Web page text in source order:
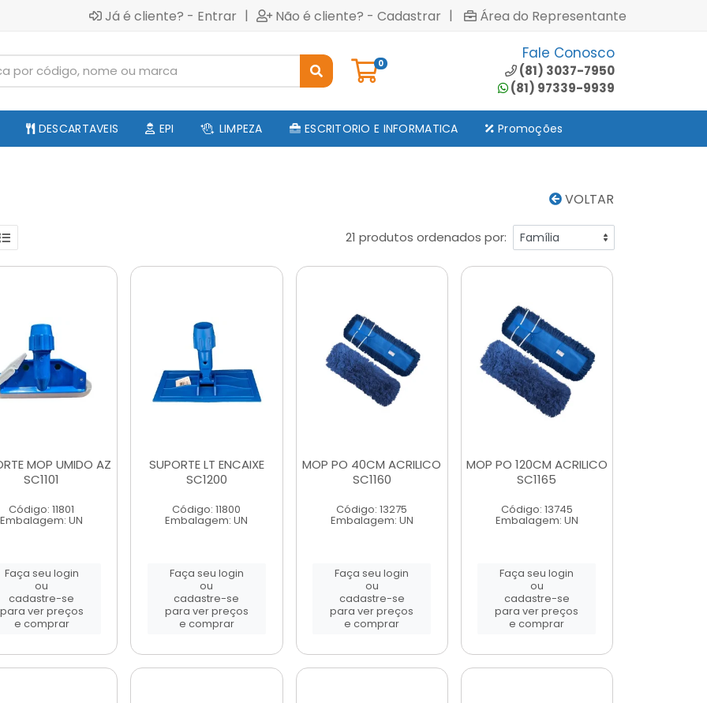
Já é cliente? - Entrar | Não é cliente? - Cadastrar | Área do Representante
0
Fale Conosco
(81) 3037-7950
(81) 97339-9939
DESCARTAVEIS EPI LIMPEZA ESCRITORIO E INFORMATICA Promoções
VOLTAR
21 produtos ordenados por:
MOP UMIDO AZ
SC1101
Código: 11801
Embalagem: UN
Faça seu login
ou
cadastre-se
para ver preços
e comprar
SUPORTE LT ENCAIXE
SC1200
Código: 11800
Embalagem: UN
Faça seu login
ou
cadastre-se
para ver preços
e comprar
MOP PO 40CM ACRILICO
SC1160
Código: 13275
Embalagem: UN
Faça seu login
ou
cadastre-se
para ver preços
e comprar
MOP PO 120CM ACRILICO
SC1165
Código: 13745
Embalagem: UN
Faça seu login
ou
cadastre-se
para ver preços
e comprar